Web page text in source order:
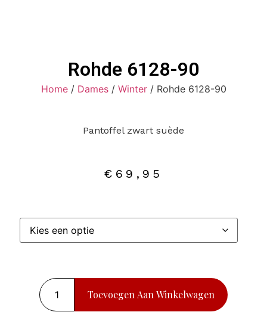
Rohde 6128-90
Home/ Dames/ Winter/ Rohde 6128-90
Pantoffel zwart suède
€ 69,95
Toevoegen Aan Winkelwagen